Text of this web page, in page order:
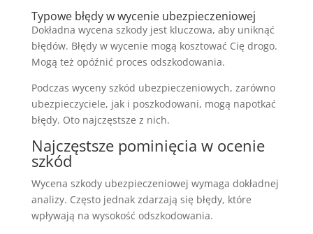
Typowe błędy w wycenie ubezpieczeniowej
Dokładna wycena szkody jest kluczowa, aby uniknąć
błędów. Błędy w wycenie mogą kosztować Cię drogo.
Mogą też opóźnić proces odszkodowania.
Podczas wyceny szkód ubezpieczeniowych, zarówno
ubezpieczyciele, jak i poszkodowani, mogą napotkać
błędy. Oto najczęstsze z nich.
Najczęstsze pominięcia w ocenie
szkód
Wycena szkody ubezpieczeniowej wymaga dokładnej
analizy. Często jednak zdarzają się błędy, które
wpływają na wysokość odszkodowania.